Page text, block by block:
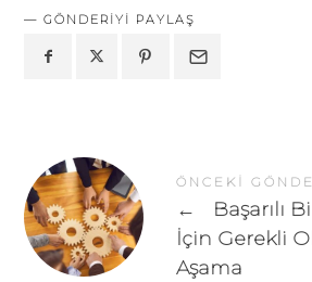
GÖNDERIYI PAYLAŞ
ÖNCEKI
←
Başarılı
İçin Gerekli
Aşama